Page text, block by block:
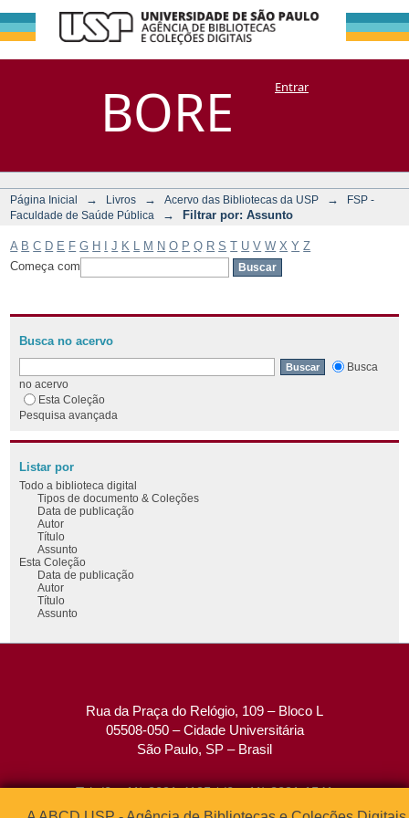
BORE
Filtrar por:
Assunto
DSpace/Manakin + CoriscoEntrar
Página Inicial → Livros → Acervo das Bibliotecas da USP →
FSP -
Faculdade de Saúde Pública
→ Filtrar por: Assunto
A B C D E F G H J K M N O P Q R S T U V W X Y Z
Começa com
Busca no acervo
Busca
no acervo
Esta Coleção
Pesquisa avançada
Listar por
Todo a biblioteca digital
Tipos de documento & Coleções
Data de publicação
Autor
Título
Assunto
Esta Coleção
Data de publicação
Autor
Título
Assunto
Rua da Praça do Relógio, 109 – Bloco L
05508-050 – Cidade Universitária
São Paulo, SP – Brasil
Tel: (0xx11) 3091-4195 / (0xx11) 3091-1541
Fax: (0xx11) 3091-1567